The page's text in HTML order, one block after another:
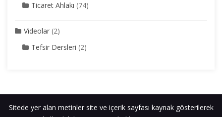
Ticaret Ahlakı (74)
Videolar (2)
Tefsir Dersleri (2)
Sitede yer alan metinler site ve içerik sayfası kaynak gösterilerek